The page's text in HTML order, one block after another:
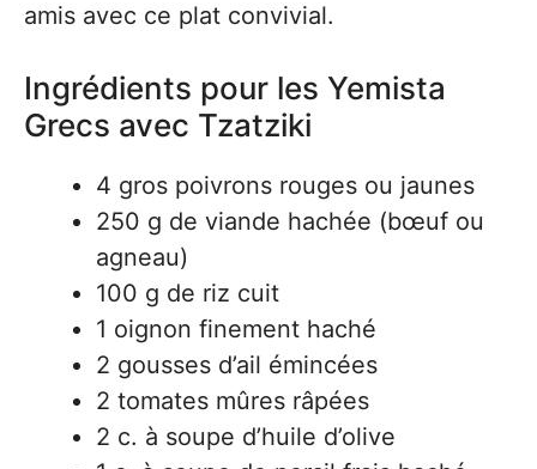
amis avec ce plat convivial.
Ingrédients pour les Yemista
Grecs avec Tzatziki
4 gros poivrons rouges ou jaunes
250 g de viande hachée (bœuf ou
agneau)
100 g de riz cuit
1 oignon finement haché
2 gousses d’ail émincées
2 tomates mûres râpées
2 c. à soupe d’huile d’olive